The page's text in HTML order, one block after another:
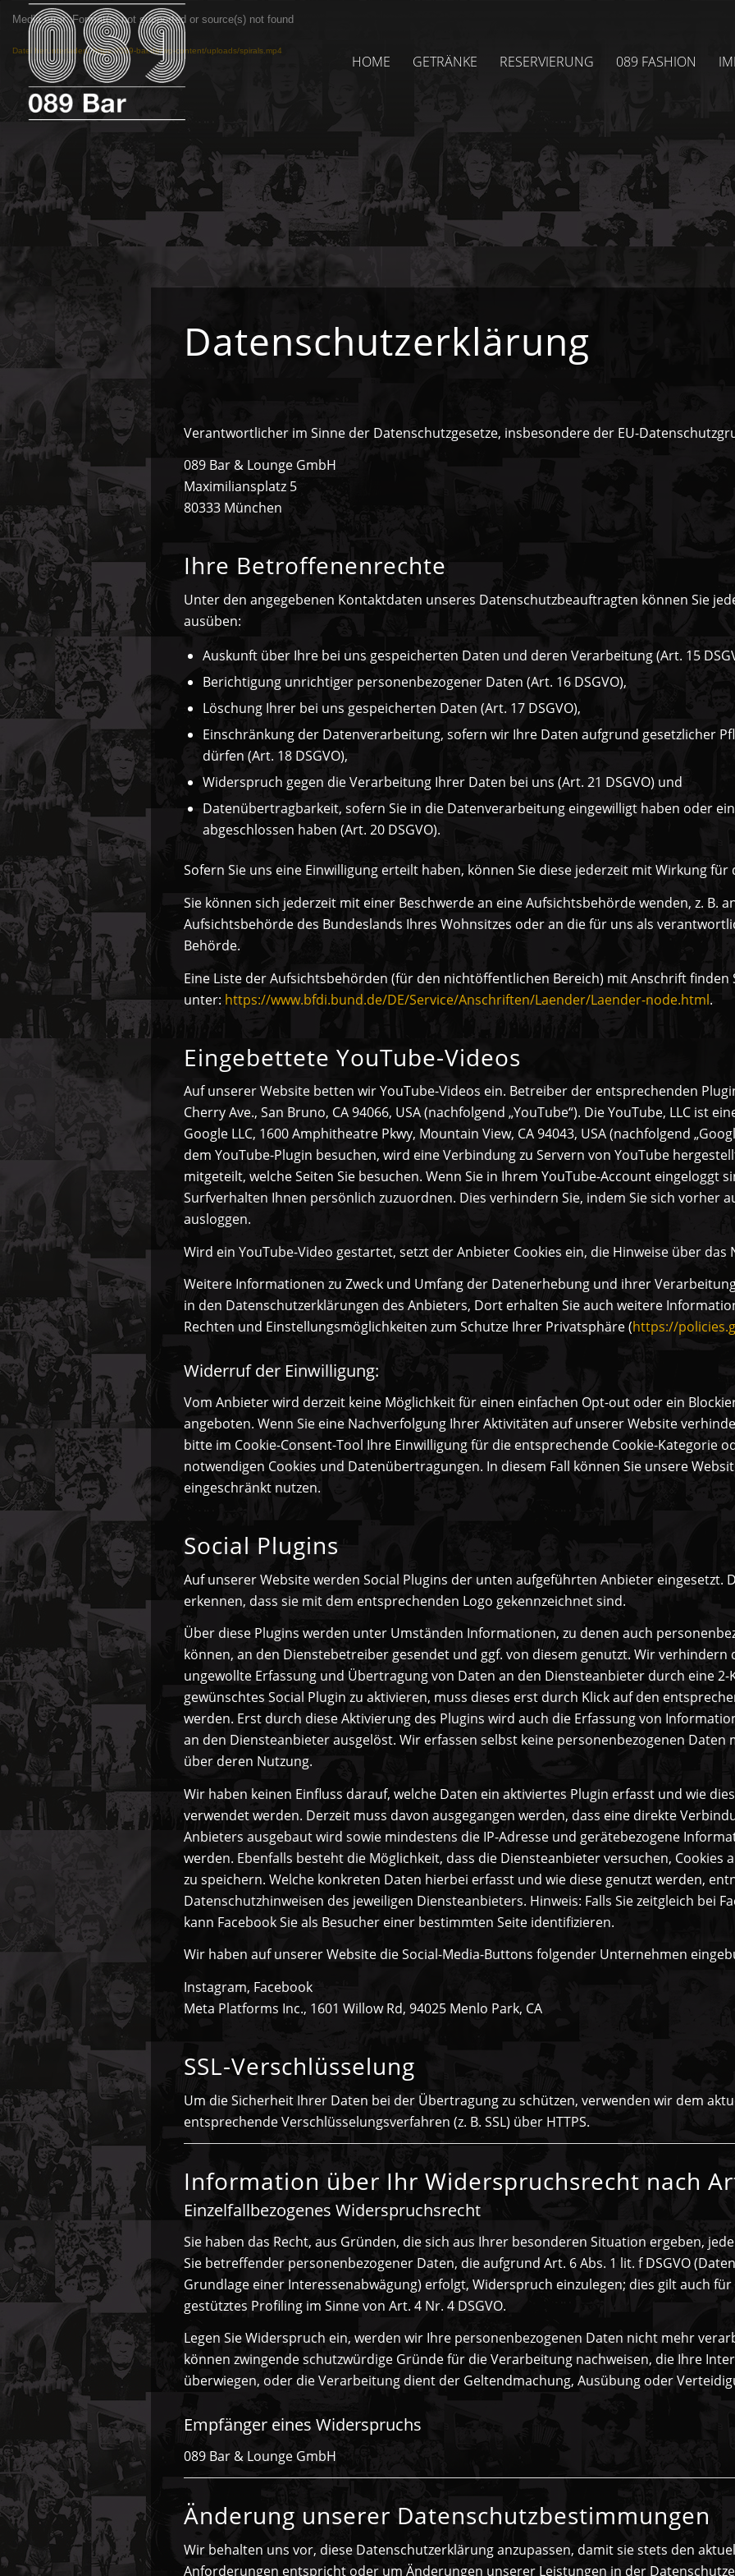
HOME GETRÄNKE RESERVIERUNG 089 FASHION
Media error: Format(s) not supported or source(s) not found
Datei herunterladen: https://089-bar.de/wp-content/uploads/spirals.mp4
Datenschutzerklärung
Verantwortlicher im Sinne der Datenschutzgesetze, insbesondere der EU-
089 Bar & Lounge GmbH
Maximiliansplatz 5
80333 München
Ihre Betroffenenrechte
Unter den angegebenen Kontaktdaten unseres Datenschutzbeauftragten können Sie
ausüben:
Auskunft über Ihre bei uns gespeicherten Daten und deren Verarbeitung (Art. 15
Berichtigung unrichtiger personenbezogener Daten (Art. 16 DSGVO),
Löschung Ihrer bei uns gespeicherten Daten (Art. 17 DSGVO),
Einschränkung der Datenverarbeitung, sofern wir Ihre Daten aufgrund gesetzlicher
dürfen (Art. 18 DSGVO),
Widerspruch gegen die Verarbeitung Ihrer Daten bei uns (Art. 21 DSGVO) und
Datenübertragbarkeit, sofern Sie in die Datenverarbeitung eingewilligt haben oder
abgeschlossen haben (Art. 20 DSGVO).
Sofern Sie uns eine Einwilligung erteilt haben, können Sie diese jederzeit mit Wirkung
Sie können sich jederzeit mit einer Beschwerde an eine Aufsichtsbehörde wenden, z. B.
Aufsichtsbehörde des Bundeslands Ihres Wohnsitzes oder an die für uns als
Behörde.
Eine Liste der Aufsichtsbehörden (für den nichtöffentlichen Bereich) mit Anschrift finden
unter: https://www.bfdi.bund.de/DE/Service/Anschriften/Laender/Laender-node.html.
Eingebettete YouTube-Videos
Auf unserer Website betten wir YouTube-Videos ein. Betreiber der entsprechenden
Cherry Ave., San Bruno, CA 94066, USA (nachfolgend „YouTube“). Die YouTube, LLC ist
Google LLC, 1600 Amphitheatre Pkwy, Mountain View, CA 94043, USA (nachfolgend
dem YouTube-Plugin besuchen, wird eine Verbindung zu Servern von YouTube
mitgeteilt, welche Seiten Sie besuchen. Wenn Sie in Ihrem YouTube-Account eingeloggt
Surfverhalten Ihnen persönlich zuzuordnen. Dies verhindern Sie, indem Sie sich vorher
ausloggen.
Wird ein YouTube-Video gestartet, setzt der Anbieter Cookies ein, die Hinweise über
Weitere Informationen zu Zweck und Umfang der Datenerhebung und ihrer
in den Datenschutzerklärungen des Anbieters, Dort erhalten Sie auch weitere
Rechten und Einstellungsmöglichkeiten zum Schutze Ihrer Privatsphäre (https://
Widerruf der Einwilligung:
Vom Anbieter wird derzeit keine Möglichkeit für einen einfachen Opt-out oder ein
angeboten. Wenn Sie eine Nachverfolgung Ihrer Aktivitäten auf unserer Website
bitte im Cookie-Consent-Tool Ihre Einwilligung für die entsprechende Cookie-Kategorie
notwendigen Cookies und Datenübertragungen. In diesem Fall können Sie unsere
eingeschränkt nutzen.
Social Plugins
Auf unserer Website werden Social Plugins der unten aufgeführten Anbieter eingesetzt.
erkennen, dass sie mit dem entsprechenden Logo gekennzeichnet sind.
Über diese Plugins werden unter Umständen Informationen, zu denen auch
können, an den Dienstebetreiber gesendet und ggf. von diesem genutzt. Wir verhindern
ungewollte Erfassung und Übertragung von Daten an den Diensteanbieter durch eine 2-
gewünschtes Social Plugin zu aktivieren, muss dieses erst durch Klick auf den
werden. Erst durch diese Aktivierung des Plugins wird auch die Erfassung von
an den Diensteanbieter ausgelöst. Wir erfassen selbst keine personenbezogenen Daten
über deren Nutzung.
Wir haben keinen Einfluss darauf, welche Daten ein aktiviertes Plugin erfasst und wie
verwendet werden. Derzeit muss davon ausgegangen werden, dass eine direkte
Anbieters ausgebaut wird sowie mindestens die IP-Adresse und gerätebezogene
werden. Ebenfalls besteht die Möglichkeit, dass die Diensteanbieter versuchen, Cookies
zu speichern. Welche konkreten Daten hierbei erfasst und wie diese genutzt werden,
Datenschutzhinweisen des jeweiligen Diensteanbieters. Hinweis: Falls Sie zeitgleich bei
kann Facebook Sie als Besucher einer bestimmten Seite identifizieren.
Wir haben auf unserer Website die Social-Media-Buttons folgender Unternehmen
Instagram, Facebook
Meta Platforms Inc., 1601 Willow Rd, 94025 Menlo Park, CA
SSL-Verschlüsselung
Um die Sicherheit Ihrer Daten bei der Übertragung zu schützen, verwenden wir dem
entsprechende Verschlüsselungsverfahren (z. B. SSL) über HTTPS.
Information über Ihr Widerspruchsrecht nach
Einzelfallbezogenes Widerspruchsrecht
Sie haben das Recht, aus Gründen, die sich aus Ihrer besonderen Situation ergeben,
Sie betreffender personenbezogener Daten, die aufgrund Art. 6 Abs. 1 lit. f DSGVO
Grundlage einer Interessenabwägung) erfolgt, Widerspruch einzulegen; dies gilt auch
gestütztes Profiling im Sinne von Art. 4 Nr. 4 DSGVO.
Legen Sie Widerspruch ein, werden wir Ihre personenbezogenen Daten nicht mehr
können zwingende schutzwürdige Gründe für die Verarbeitung nachweisen, die Ihre
überwiegen, oder die Verarbeitung dient der Geltendmachung, Ausübung oder
Empfänger eines Widerspruchs
089 Bar & Lounge GmbH
Änderung unserer Datenschutzbestimmungen
Wir behalten uns vor, diese Datenschutzerklärung anzupassen, damit sie stets den
Anforderungen entspricht oder um Änderungen unserer Leistungen in der